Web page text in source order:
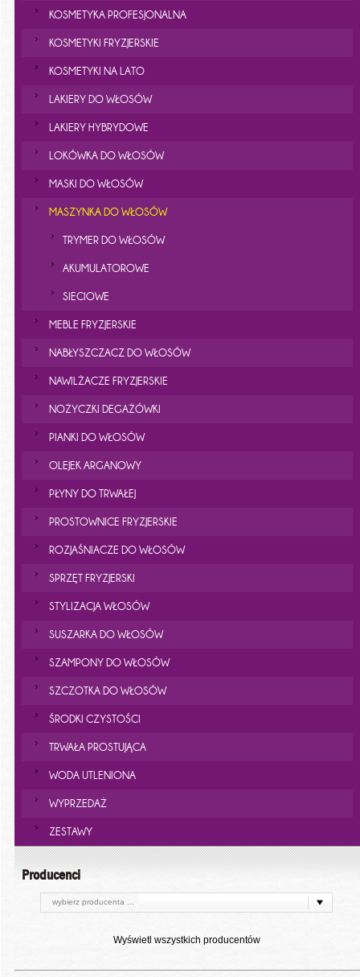
KOSMETYKA PROFESJONALNA
KOSMETYKI FRYZJERSKIE
KOSMETYKI NA LATO
LAKIERY DO WŁOSÓW
LAKIERY HYBRYDOWE
LOKÓWKA DO WŁOSÓW
MASKI DO WŁOSÓW
MASZYNKA DO WŁOSÓW
TRYMER DO WŁOSÓW
AKUMULATOROWE
SIECIOWE
MEBLE FRYZJERSKIE
NABŁYSZCZACZ DO WŁOSÓW
NAWILŻACZE FRYZJERSKIE
NOŻYCZKI DEGAŻÓWKI
PIANKI DO WŁOSÓW
OLEJEK ARGANOWY
PŁYNY DO TRWAŁEJ
PROSTOWNICE FRYZJERSKIE
ROZJAŚNIACZE DO WŁOSÓW
SPRZĘT FRYZJERSKI
STYLIZACJA WŁOSÓW
SUSZARKA DO WŁOSÓW
SZAMPONY DO WŁOSÓW
SZCZOTKA DO WŁOSÓW
ŚRODKI CZYSTOŚCI
TRWAŁA PROSTUJĄCA
WODA UTLENIONA
WYPRZEDAŻ
ZESTAWY
Producenci
wybierz producenta ...
Wyświetl wszystkich producentów